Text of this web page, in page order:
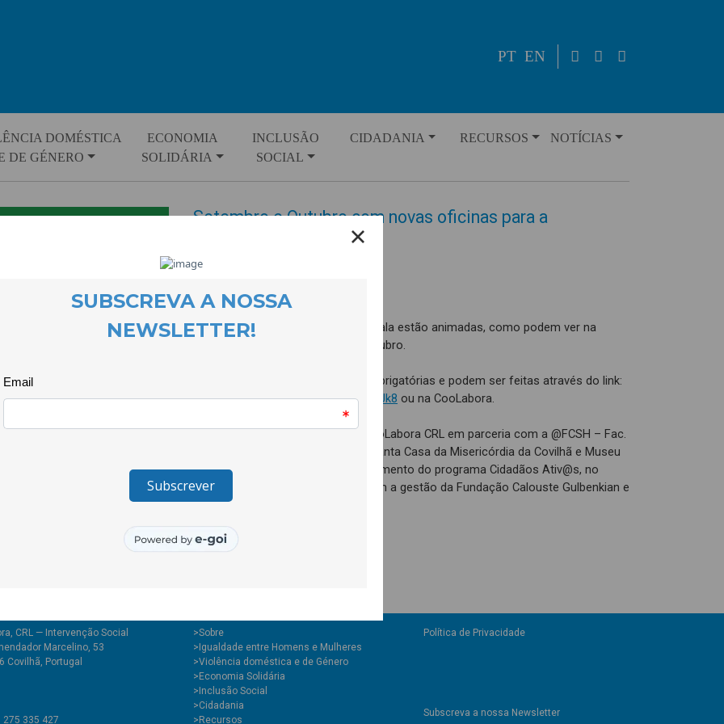
PT EN
DOMÉSTICA
DE GÉNERO
ECONOMIA
SOLIDÁRIA
INCLUSÃO
SOCIAL
CIDADANIA RECURSOS NOTÍCIAS
Setembro e Outubro com novas oficinas para a
26 September 2023
As oficinas para a autonomia da Mala estão animadas, como podem ver na
programação para Setembro e Outubro.
As inscrições são gratuitas, mas obrigatórias e podem ser feitas através do link:
https://forms.gle/DKZd3ebk38gSqfJk8 ou na CooLabora.
Este projecto é promovido pela CooLabora CRL em parceria com a @FCSH – Fac.
Ciências Sociais e Humanas UBI, Santa Casa da Misericórdia da Covilhã e Museu
de Lanifícios. Conta com o financiamento do programa Cidadãos Ativ@s, no
âmbito dos EEAGrants, e conta com a gestão da Fundação Calouste Gulbenkian e
da Fundação Bissaya Barreto.
CRL — Intervenção Social
Marcelino, 53
Covilhã, Portugal
335 427
>Sobre
>Igualdade entre Homens e Mulheres
>Violência doméstica e de Género
>Economia Solidária
>Inclusão Social
>Cidadania
>Recursos
Política de Privacidade
Subscreva a nossa Newsletter